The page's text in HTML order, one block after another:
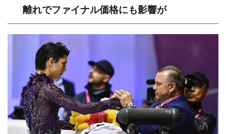
離れでファイナル価格にも影響が